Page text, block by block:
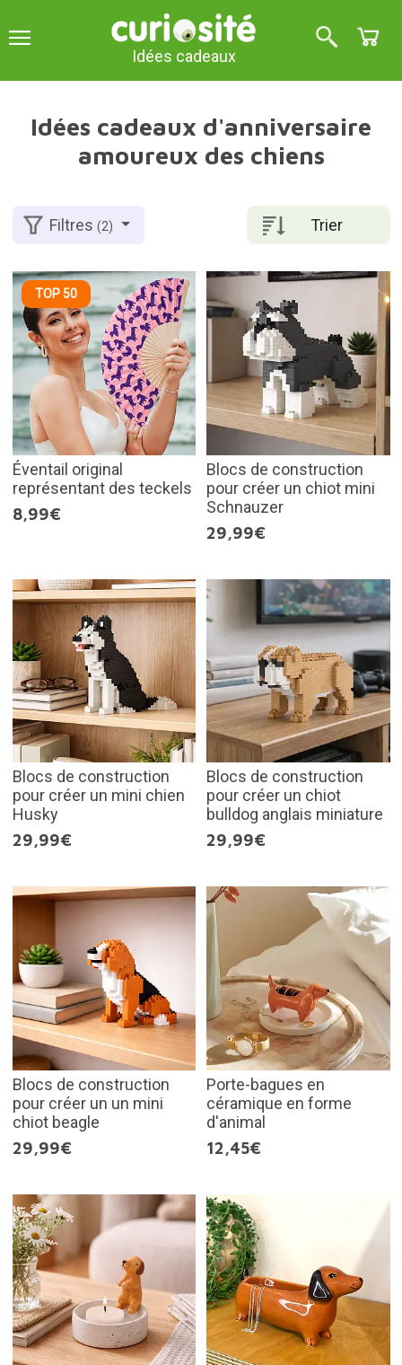
Idées cadeaux
Idées cadeaux d'anniversaire
amoureux des chiens
Trier
Filtres(2)
TOP 50
Éventail original
représentant des teckels
8,99€
Blocs de construction
pour créer un chiot mini
Schnauzer
29,99€
Blocs de construction
pour créer un mini chien
Husky
29,99€
Blocs de construction
pour créer un chiot
bulldog anglais miniature
29,99€
Blocs de construction
pour créer un un mini
chiot beagle
29,99€
Porte-bagues en
céramique en forme
d'animal
12,45€